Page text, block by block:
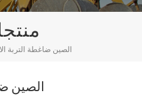
الصين ضاغطة التربة
الصين